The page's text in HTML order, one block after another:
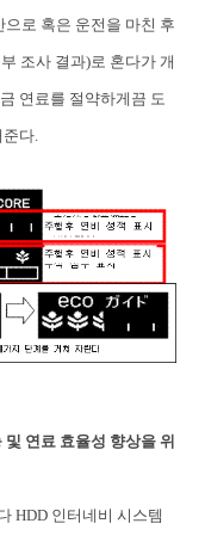
으로 혹은 운전을 마친 후
조사 결과)로 혼다가 개
연료를 절약하게끔 도
준다
및 연료 효율성 향상을 위
HDD 인터네비 시스템